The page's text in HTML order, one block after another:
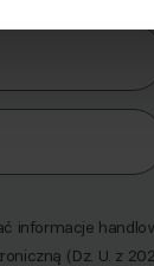
informacje
(Dz. U. z